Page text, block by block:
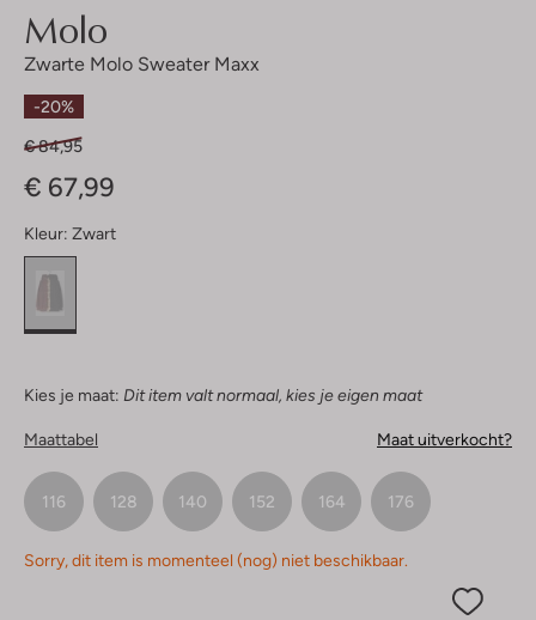
Molo
Zwarte Molo Sweater Maxx
-20%
€ 84,95
€ 67,99
Kleur: Zwart
Kies je maat: Dit item valt normaal, kies je eigen maat
Maattabel Maat uitverkocht?
116 128 140 152 164 176
Sorry, dit item is momenteel (nog) niet beschikbaar.